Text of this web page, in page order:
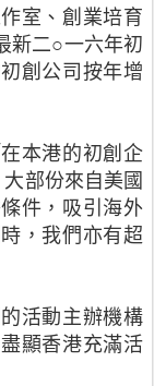
室、創業培育
新二○一六年初
創公司按年增
本港的初創企
部份來自美國
件，吸引海外
，我們亦有超
活動主辦機構
顯香港充滿活